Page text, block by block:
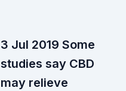
3 Jul 2019 Some
studies say CBD
may relieve